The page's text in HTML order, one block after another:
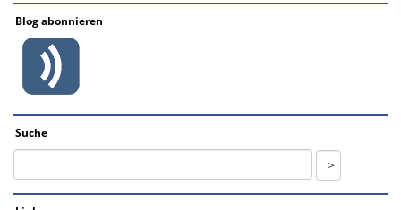
Blog abonnieren
Suche